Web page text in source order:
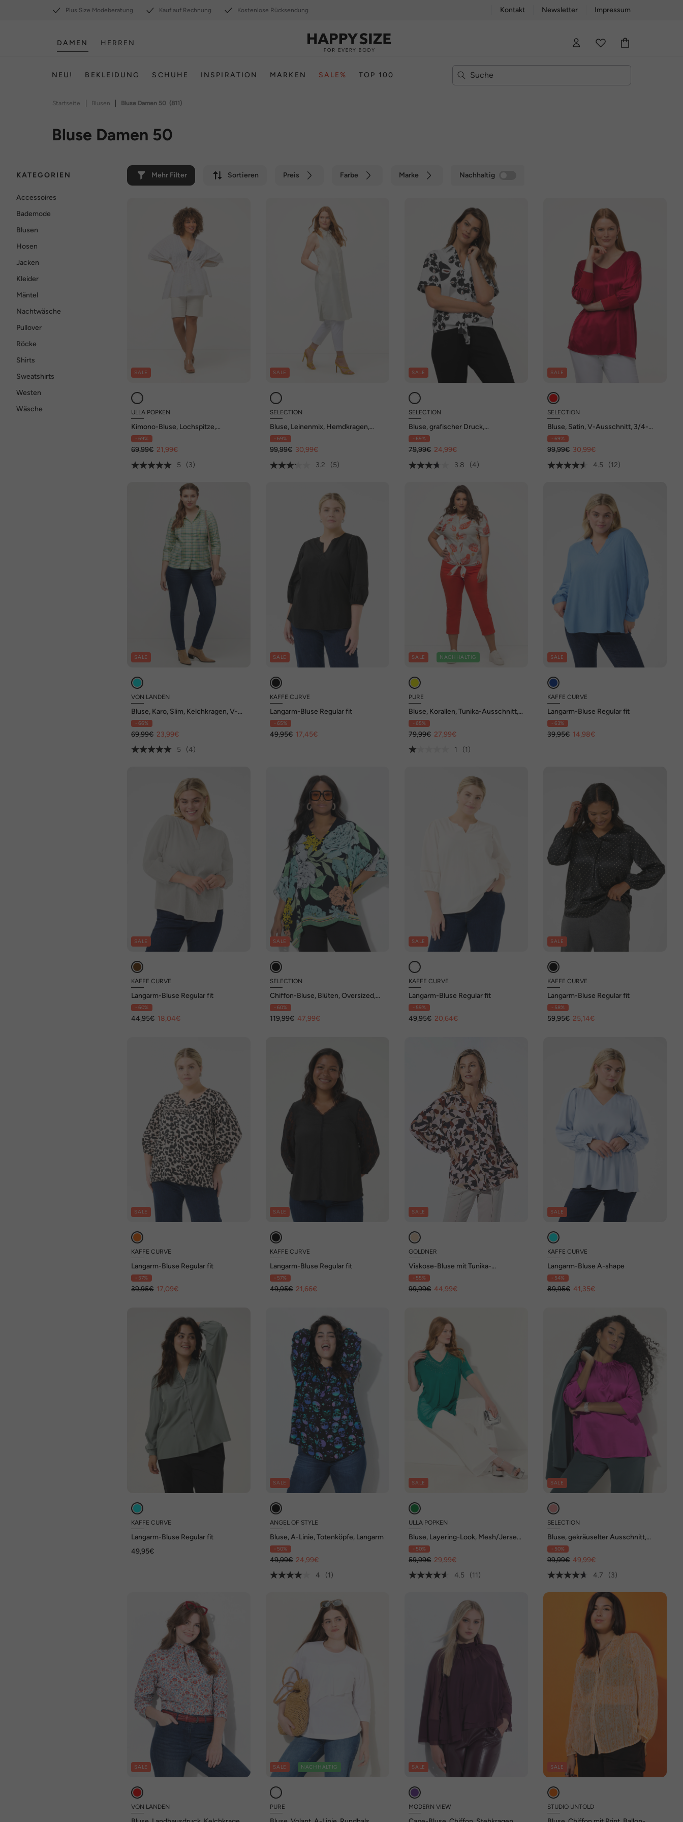
Plus Size Modeberatung Kauf auf Rechnung Kostenlose Rücksendung Kontakt Newsletter Impressum
DAMEN HERREN
NEU! BEKLEIDUNG SCHUHE INSPIRATION MARKEN SALE% TOP 100
Startseite | Blusen | Bluse Damen 50 (811)
Bluse Damen 50
KATEGORIEN Mehr Filter Sortieren Preis Farbe Marke Nachhaltig
Accessoires
Bademode
Blusen
Hosen
Jacken
Kleider
Mäntel
Nachtwäsche
Pullover
Röcke
Shirts
Sweatshirts
Westen
Wäsche
SALE
ULLA POPKEN
Kimono-Bluse, Lochspitze,
Oversized, 3/4-Arm, Quasten
- 69%
69,99€ 21,99€
5
(3)
SALE
SELECTION
Bluse, Leinenmix, Hemdkragen,
Taschen, ärmellos
- 69%
99,99€ 30,99€
3.2
(5)
SALE
SELECTION
Bluse, grafischer Druck,
Saumknoten, Hemdkragen,
Halbarm
- 69%
79,99€ 24,99€
3.8
(4)
SALE
SELECTION
Bluse, Satin, V-Ausschnitt, 3/4-
Fledermausärmel
- 69%
99,99€ 30,99€
4.5
(12)
SALE
VON LANDEN
Bluse, Karo, Slim, Kelchkragen, V-
Ausschnitt, 3/4-Arm
- 66%
69,99€ 23,99€
5
(4)
SALE
KAFFE CURVE
Langarm-Bluse Regular fit
- 65%
49,95€ 17,45€
SALE NACHHALTIG
PURE
Bluse, Korallen, Tunika-Ausschnitt,
Halbarm, Biobaumwolle
- 65%
79,99€ 27,99€
1
(1)
SALE
KAFFE CURVE
Langarm-Bluse Regular fit
- 63%
39,95€ 14,98€
SALE
KAFFE CURVE
Langarm-Bluse Regular fit
- 60%
44,95€ 18,04€
SALE
SELECTION
Chiffon-Bluse, Blüten, Oversized,
V-Ausschnitt, Halbarm
- 60%
119,99€ 47,99€
SALE
KAFFE CURVE
Langarm-Bluse Regular fit
- 59%
49,95€ 20,64€
SALE
KAFFE CURVE
Langarm-Bluse Regular fit
- 58%
59,95€ 25,14€
SALE
KAFFE CURVE
Langarm-Bluse Regular fit
- 57%
39,95€ 17,09€
SALE
KAFFE CURVE
Langarm-Bluse Regular fit
- 57%
49,95€ 21,66€
SALE
GOLDNER
Viskose-Bluse mit Tunika-
Ausschnitt
- 55%
99,99€ 44,99€
SALE
KAFFE CURVE
Langarm-Bluse A-shape
- 54%
89,95€ 41,35€
KAFFE CURVE
Langarm-Bluse Regular fit
49,95€
SALE
ANGEL OF STYLE
Bluse, A-Linie, Totenköpfe, Langarm
- 50%
49,99€ 24,99€
4
(1)
SALE
ULLA POPKEN
Bluse, Layering-Look, Mesh/Jersey,
Zipfelsaum
- 50%
59,99€ 29,99€
4.5
(11)
SALE
SELECTION
Bluse, gekräuselter Ausschnitt,
3/4-Arm
- 50%
99,99€ 49,99€
4.7
(3)
SALE
VON LANDEN
SALE NACHHALTIG
PURE
SALE
MODERN VIEW
SALE
STUDIO UNTOLD